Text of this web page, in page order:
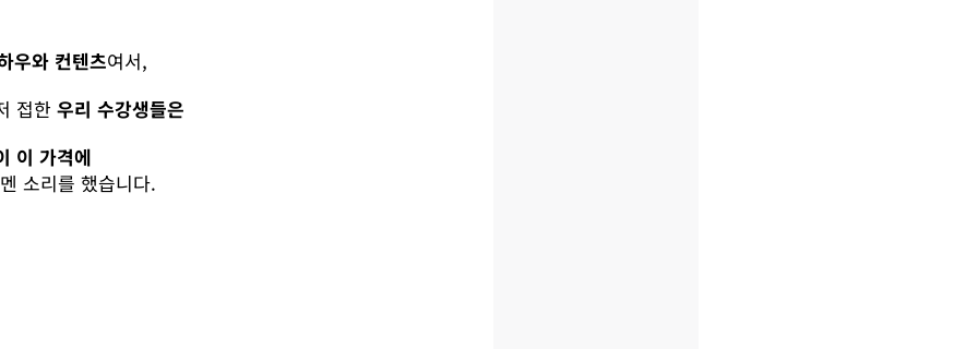
우와 컨텐츠여서,
접한 우리 수강생들은
이 가격에
소리를 했습니다.